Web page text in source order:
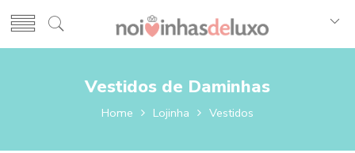
Vestidos de Daminhas
Home Lojinha Vestidos